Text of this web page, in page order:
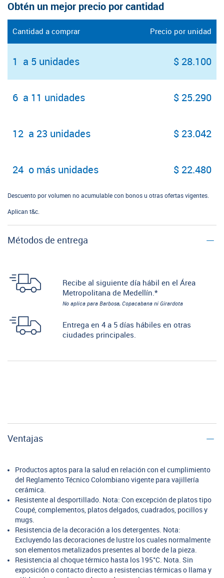
Obtén un mejor precio por cantidad
Cantidad a comprar Precio por unidad
1 a 5 unidades $ 28.100
6 a 11 unidades $ 25.290
12 a 23 unidades $ 23.042
24 o más unidades $ 22.480
Descuento por volumen no acumulable con bonos u otras ofertas vigentes.
Aplican t&c.
Métodos de entrega
Recibe al siguiente día hábil en el Área
Metropolitana de Medellín.*
No aplica para Barbosa, Copacabana ni Girardota
Entrega en 4 a 5 días hábiles en otras
ciudades principales.
Ventajas
Productos aptos para la salud en relación con el cumplimiento
del Reglamento Técnico Colombiano vigente para vajillería
cerámica.
Resistente al desportillado. Nota: Con excepción de platos tipo
Coupé, complementos, platos delgados, cuadrados, pocillos y
mugs.
Resistencia de la decoración a los detergentes. Nota:
Excluyendo las decoraciones de lustre los cuales normalmente
son elementos metalizados presentes al borde de la pieza.
Resistencia al choque térmico hasta los 195°C. Nota. Sin
exposición o contacto directo a resistencias térmicas o llama y